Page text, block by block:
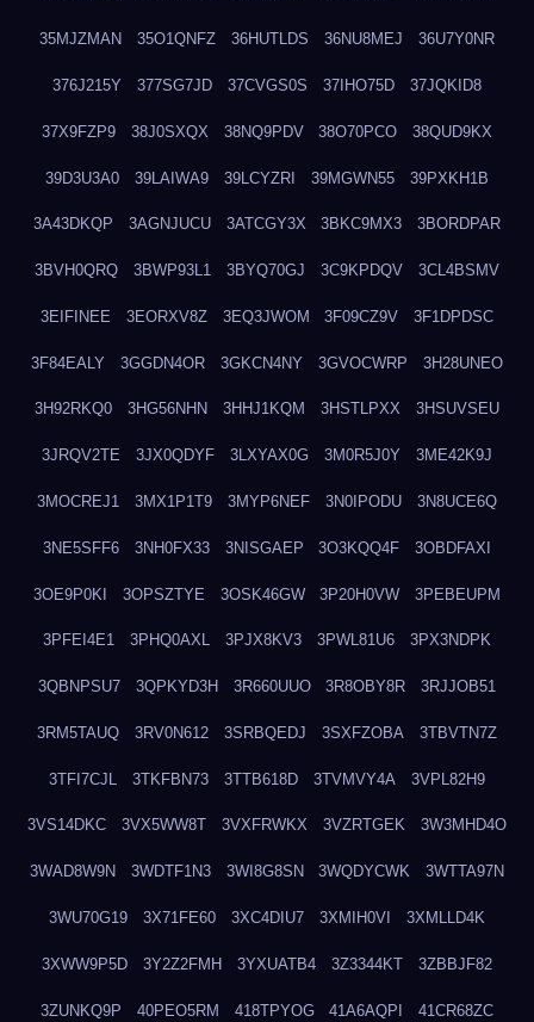
35MJZMAN 35O1QNFZ 36HUTLDS 36NU8MEJ 36U7Y0NR
376J215Y 377SG7JD 37CVGS0S 37IHO75D 37JQKID8
37X9FZP9 38J0SXQX 38NQ9PDV 38O70PCO 38QUD9KX
39D3U3A0 39LAIWA9 39LCYZRI 39MGWN55 39PXKH1B
3A43DKQP 3AGNJUCU 3ATCGY3X 3BKC9MX3 3BORDPAR
3BVH0QRQ 3BWP93L1 3BYQ70GJ 3C9KPDQV 3CL4BSMV
3EIFINEE 3EORXV8Z 3EQ3JWOM 3F09CZ9V 3F1DPDSC
3F84EALY 3GGDN4OR 3GKCN4NY 3GVOCWRP 3H28UNEO
3H92RKQ0 3HG56NHN 3HHJ1KQM 3HSTLPXX 3HSUVSEU
3JRQV2TE 3JX0QDYF 3LXYAX0G 3M0R5J0Y 3ME42K9J
3MOCREJ1 3MX1P1T9 3MYP6NEF 3N0IPODU 3N8UCE6Q
3NE5SFF6 3NH0FX33 3NISGAEP 3O3KQQ4F 3OBDFAXI
3OE9P0KI 3OPSZTYE 3OSK46GW 3P20H0VW 3PEBEUPM
3PFEI4E1 3PHQ0AXL 3PJX8KV3 3PWL81U6 3PX3NDPK
3QBNPSU7 3QPKYD3H 3R660UUO 3R8OBY8R 3RJJOB51
3RM5TAUQ 3RV0N612 3SRBQEDJ 3SXFZOBA 3TBVTN7Z
3TFI7CJL 3TKFBN73 3TTB618D 3TVMVY4A 3VPL82H9
3VS14DKC 3VX5WW8T 3VXFRWKX 3VZRTGEK 3W3MHD4O
3WAD8W9N 3WDTF1N3 3WI8G8SN 3WQDYCWK 3WTTA97N
3WU70G19 3X71FE60 3XC4DIU7 3XMIH0VI 3XMLLD4K
3XWW9P5D 3Y2Z2FMH 3YXUATB4 3Z3344KT 3ZBBJF82
3ZUNKQ9P 40PEO5RM 418TPYOG 41A6AQPI 41CR68ZC